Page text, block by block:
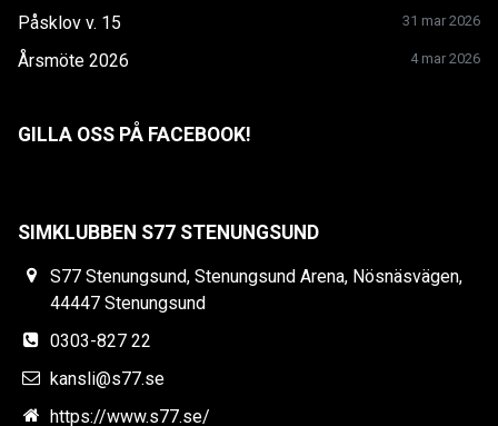
Påsklov v. 15 31 mar 2026
Årsmöte 2026 4 mar 2026
GILLA OSS PÅ FACEBOOK!
SIMKLUBBEN S77 STENUNGSUND
S77 Stenungsund, Stenungsund Arena, Nösnäsvägen,
44447 Stenungsund
0303-827 22
kansli@s77.se
https://www.s77.se/